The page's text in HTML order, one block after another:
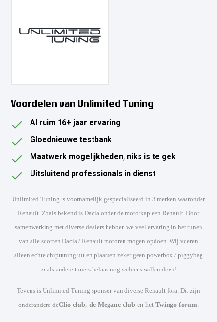
Voordelen van Unlimited Tuning
Al ruim 16+ jaar ervaring
Gloednieuwe testbank
Maatwerk mogelijkheden, niks is te gek
Uitsluitend professionals in dienst
Unlimited Tuning is voornamelijk gespecialiseerd in 3 merken waaronder
Renault. Zoals bekend is Dacia onder de motorkap een Renault. Door
samenwerking met diverse dealers hebben we veel ervaring in het tunen
van alle soorten Dacia / Renault motoren mogen opdoen. Wij voeren
alleen echte chiptuning uit en plaatsen zeker geen powerbox / piggybag
zoals andere tuners helaas nog weleens willen doen!
Tevens is Unlimited Tuning sponsor van diverse Renault fora. Dit zijn
onderandere deClio club, de Megane club en het Twingo forum.